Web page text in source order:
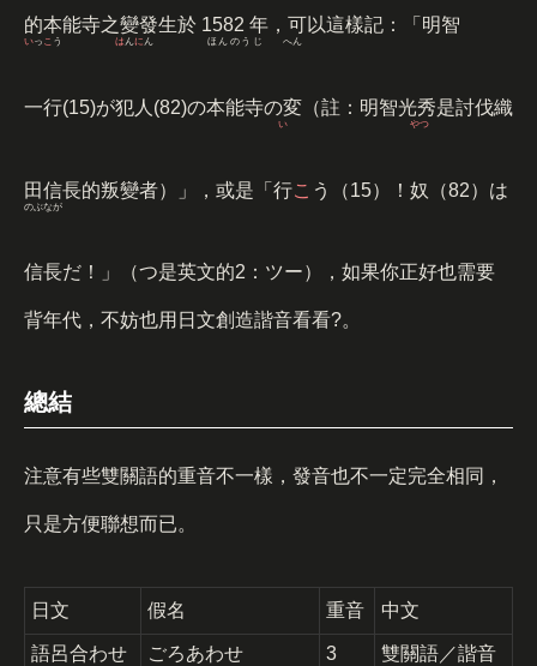
的本能寺之變發生於 1582 年，可以這樣記：「 明智
一行
いっ こ う
(15)が犯人
は んに ん
(82)の本能寺
ほんのうじ
の変
へん
（註：明智光秀是討伐織
田信長的叛變者）」，或是「 行
い
こ う（15）！ 奴
やつ
（82）は
信長
のぶなが
だ！」（つ是英文的2：ツー），如果你正好也需要
背年代，不妨也用日文創造諧音看看?。
總結
注意有些雙關語的重音不一樣，發音也不一定完全相同，
只是方便聯想而已。
日文 假名 重音 中文
語呂合わせ ごろあわせ 3
雙關語／諧音